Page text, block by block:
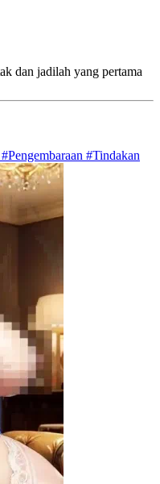
dan jadilah yang pertama
#Tindakan